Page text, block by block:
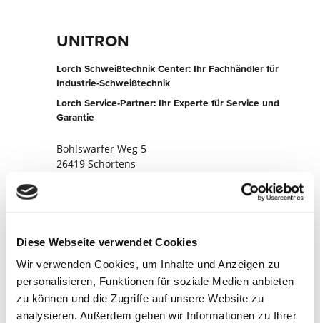
Diese Webseite verwendet Cookies
Wir verwenden Cookies, um Inhalte und Anzeigen zu
personalisieren, Funktionen für soziale Medien anbieten
zu können und die Zugriffe auf unsere Website zu
analysieren. Außerdem geben wir Informationen zu Ihrer
UNITRON
Lorch Schweißtechnik Center: Ihr Fachhändler für
Industrie-Schweißtechnik
Lorch Service-Partner: Ihr Experte für Service und
Garantie
Bohlswarfer Weg 5
26419 Schortens
Zur Partner-Website
Jetzt kontaktieren